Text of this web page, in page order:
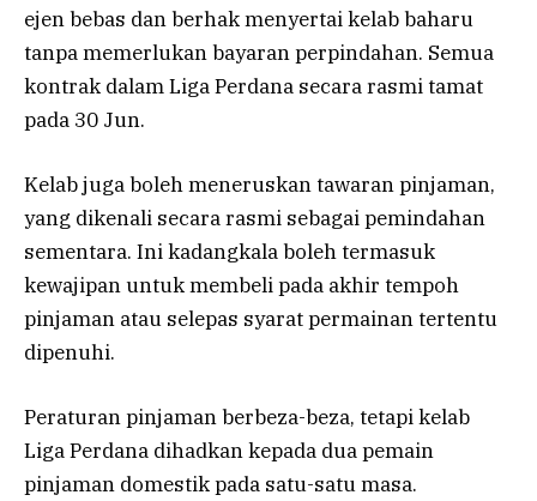
ejen bebas dan berhak menyertai kelab baharu
tanpa memerlukan bayaran perpindahan. Semua
kontrak dalam Liga Perdana secara rasmi tamat
pada 30 Jun.
Kelab juga boleh meneruskan tawaran pinjaman,
yang dikenali secara rasmi sebagai pemindahan
sementara. Ini kadangkala boleh termasuk
kewajipan untuk membeli pada akhir tempoh
pinjaman atau selepas syarat permainan tertentu
dipenuhi.
Peraturan pinjaman berbeza-beza, tetapi kelab
Liga Perdana dihadkan kepada dua pemain
pinjaman domestik pada satu-satu masa.